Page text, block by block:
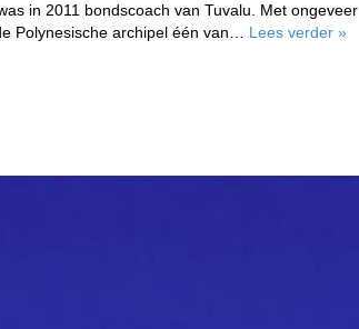
in 2011 bondscoach van Tuvalu. Met ongeveer
Polynesische archipel één van… Lees verder »